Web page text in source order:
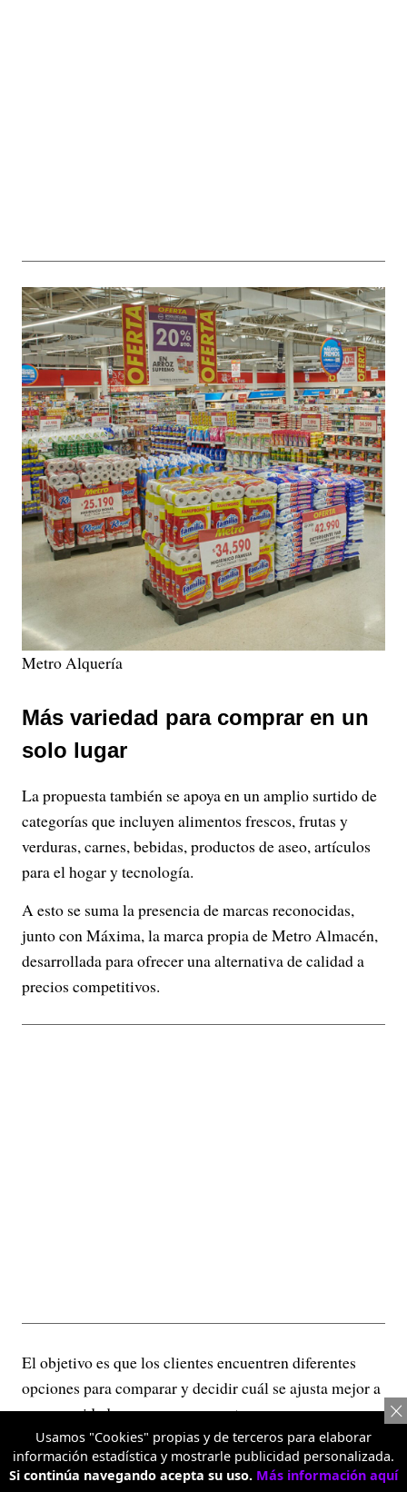
Metro Alquería
Más variedad para comprar en un
solo lugar
La propuesta también se apoya en un amplio surtido de
categorías que incluyen alimentos frescos, frutas y
verduras, carnes, bebidas, productos de aseo, artículos
para el hogar y tecnología.
A esto se suma la presencia de marcas reconocidas,
junto con Máxima, la marca propia de Metro Almacén,
desarrollada para ofrecer una alternativa de calidad a
precios competitivos.
El objetivo es que los clientes encuentren diferentes
opciones para comparar y decidir cuál se ajusta mejor a
sus necesidades y a su presupuesto.
El ahorro como parte de la
Usamos "Cookies" propias y de terceros para elaborar
información estadística y mostrarle publicidad personalizada.
Si continúa navegando acepta su uso. Más información aquí